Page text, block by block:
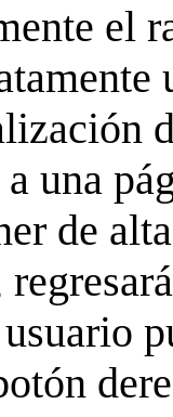
el
una
de